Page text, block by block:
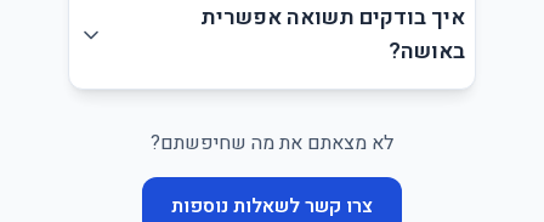
איך בודקים תשואה אפשרית
באושה?
לא מצאתם את מה שחיפשתם?
צרו קשר לשאלות נוספות